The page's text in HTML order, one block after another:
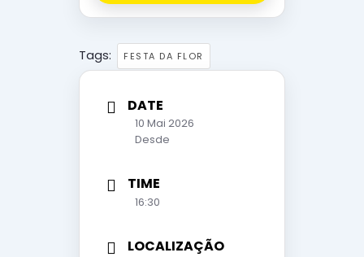
Tags: FESTA DA FLOR
DATE
10 Mai 2026
Desde
TIME
16:30
LOCALIZAÇÃO